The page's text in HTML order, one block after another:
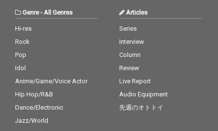
Genre- All Genres
Hi-res
Rock
Pop
Idol
Anime/Game/Voice Actor
Hip Hop/R&B
Dance/Electronic
Jazz/World
Articles
Series
Interview
Column
Review
Live Report
Audio Equipment
先週のオトトイ